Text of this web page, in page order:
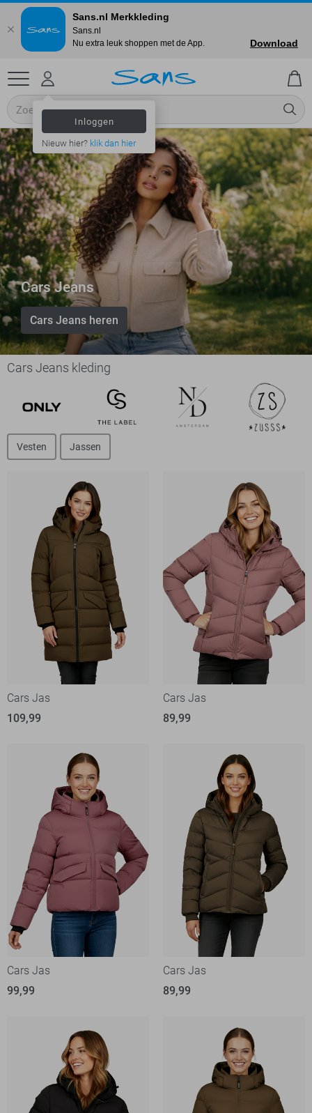
Inloggen
Nieuw hier? klik dan hier
Cars Jeans
Cars Jeans heren
Cars Jeans kleding
Vesten Jassen
Cars Jas
109,99
Cars Jas
89,99
Cars Jas
99,99
Cars Jas
89,99
Sans.nl Merkkleding
Sans.nl
Nu extra leuk shoppen met de App.
Download